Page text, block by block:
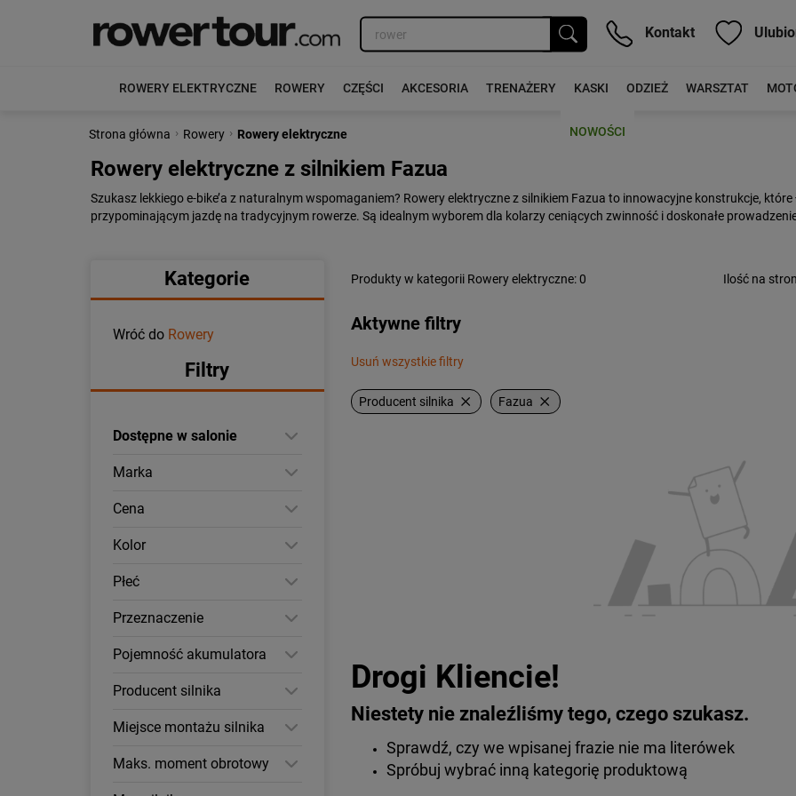
Kontakt
ROWERY ELEKTRYCZNE ROWERY CZĘŚCI AKCESORIA TRENAŻERY KASKI ODZIEŻ WARSZTAT
NOWOŚCI
Strona główna › Rowery › Rowery elektryczne
Rowery elektryczne z silnikiem Fazua
Szukasz lekkiego e-bike’a z naturalnym wspomaganiem? Rowery elektryczne z silnikiem Fazua to innowacyjne konstrukcje,
przypominającym jazdę na tradycyjnym rowerze. Są idealnym wyborem dla kolarzy ceniących zwinność i doskonałe
Ilość na
Kategorie
Wróć do Rowery
Filtry
Dostępne w salonie
Marka
Cena
Kolor
Płeć
Przeznaczenie
Pojemność akumulatora
Producent silnika
Miejsce montażu silnika
Maks. moment obrotowy
Produkty w kategorii Rowery elektryczne: 0
Aktywne filtry
Usuń wszystkie filtry
×
Producent silnika ×
Fazua
Drogi Kliencie!
Niestety nie znaleźliśmy tego, czego szukasz.
Sprawdź, czy we wpisanej frazie nie ma literówek
Spróbuj wybrać inną kategorię produktową